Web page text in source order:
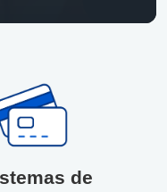
de